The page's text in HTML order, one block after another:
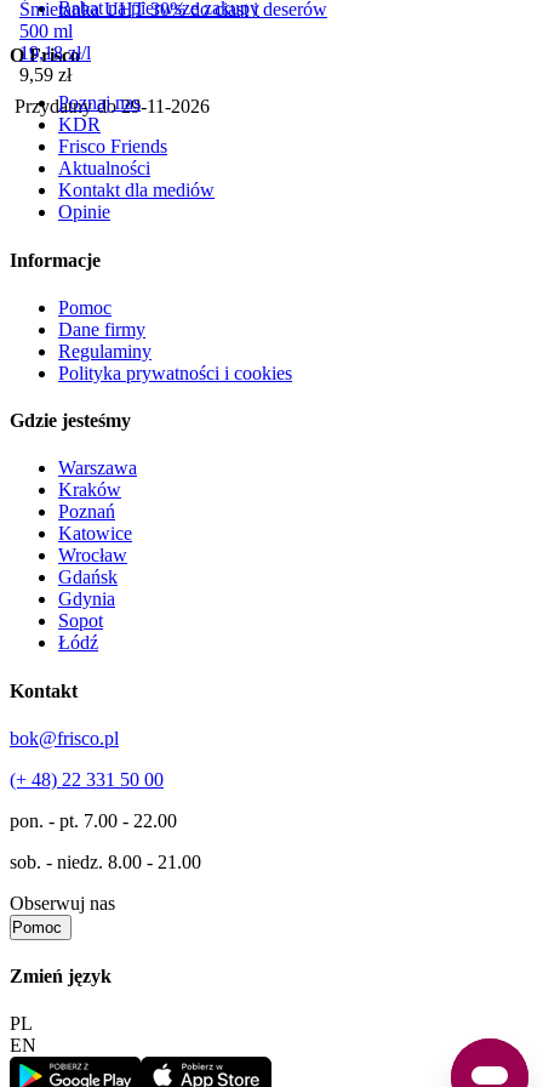
Śmietanka UHT 30% do ciast i deserów
500 ml
19,18 zł/l
Cena
9,59 zł
Przydatny do29-11-2026
Rabat na pierwsze zakupy
O Frisco
Poznaj nas
KDR
Frisco Friends
Aktualności
Kontakt dla mediów
Opinie
Informacje
Pomoc
Dane firmy
Regulaminy
Polityka prywatności i cookies
Gdzie jesteśmy
Warszawa
Kraków
Poznań
Katowice
Wrocław
Gdańsk
Gdynia
Sopot
Łódź
Kontakt
bok@frisco.pl
(+ 48) 22 331 50 00
pon. - pt. 7.00 - 22.00
sob. - niedz. 8.00 - 21.00
Obserwuj nas
Pomoc
Zmień język
PL
EN